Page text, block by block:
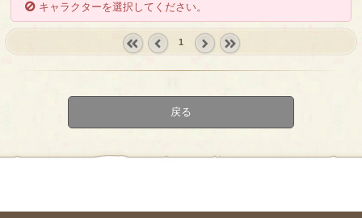
キャラクターを選択してください。
1
戻る